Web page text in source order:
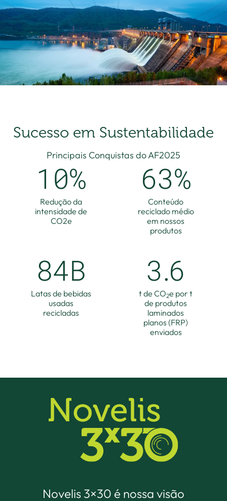
Sucesso em Sustentabilidade
Principais Conquistas do AF2025
10%
Redução da
intensidade de
CO2e
63%
Conteúdo
reciclado médio
em nossos
produtos
84B
Latas de bebidas
usadas
recicladas
3.6
t de CO2e por t
de produtos
laminados
planos (FRP)
enviados
Novelis 3×30 é nossa visão